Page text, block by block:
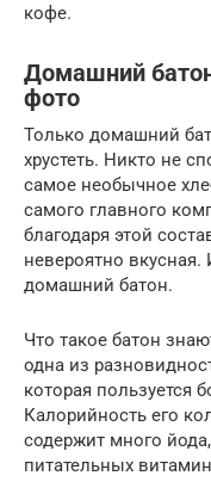
кофе.
Домашний
фото
Только домашний
хрустеть. Никто не
самое необычное
самого главного
благодаря этой
невероятно вкусная.
домашний батон.
Что такое батон
одна из
которая пользуется
Калорийность его
содержит много
питательных